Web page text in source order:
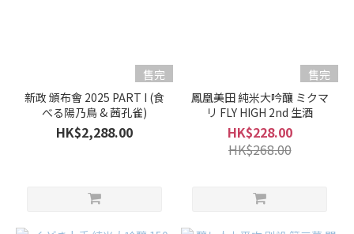
售完
新政 頒布會 2025 PART I (食
べる陽乃鳥 & 茜孔雀)
HK$2,288.00
售完
鳳凰美田 純米大吟釀 ミクマ
リ FLY HIGH 2nd 生酒
HK$228.00
HK$268.00